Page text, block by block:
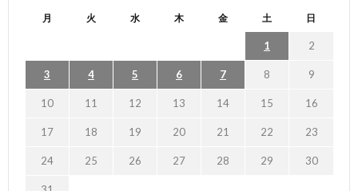
月 火 水 木 金 土 日
1 2
3 4 5 6 7 8 9
10 11 12 13 14 15 16
17 18 19 20 21 22 23
24 25 26 27 28 29 30